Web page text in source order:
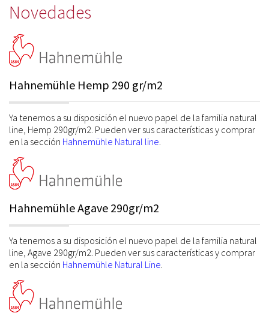
Novedades
Hahnemühle Hemp 290 gr/m2
Ya tenemos a su disposición el nuevo papel de la familia natural
line, Hemp 290gr/m2. Pueden ver sus características y comprar
en la sección Hahnemühle Natural line.
Hahnemühle Agave 290gr/m2
Ya tenemos a su disposición el nuevo papel de la familia natural
line, Agave 290gr/m2. Pueden ver sus características y comprar
en la sección Hahnemühle Natural Line.